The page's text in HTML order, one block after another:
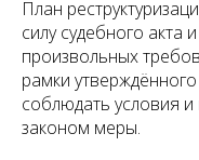
План
силу судебного акта
произвольных
рамки
соблюдать условия
законом меры.